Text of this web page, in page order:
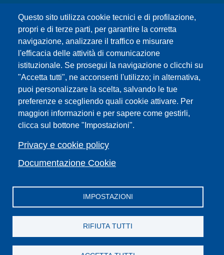
Questo sito utilizza cookie tecnici e di profilazione,
propri e di terze parti, per garantire la corretta
navigazione, analizzare il traffico e misurare
l'efficacia delle attività di comunicazione
istituzionale. Se prosegui la navigazione o clicchi su
"Accetta tutti", ne acconsenti l'utilizzo; in alternativa,
puoi personalizzare la scelta, salvando le tue
preferenze e scegliendo quali cookie attivare. Per
maggiori informazioni e per sapere come gestirli,
clicca sul bottone "Impostazioni".
Privacy e cookie policy
Documentazione Cookie
IMPOSTAZIONI
RIFIUTA TUTTI
URP | Ufficio Relazioni con il Pubblico
Sedi
Mappa del sito
Webmaster e redazione web
Elenco dei siti tematici
Accessibilità
Feed RSS
Note legali del sito
Privacy policy
Cambia idea sui cookie
Facebook
X YouTubeSpotifyInstagramLinkedInTelegram
Flickr